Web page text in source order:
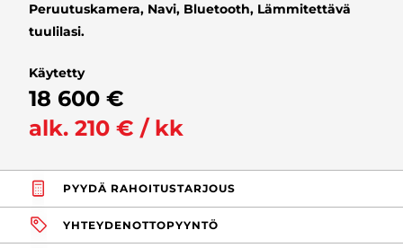
Peruutuskamera, Navi, Bluetooth, Lämmitettävä
tuulilasi.
Käytetty
18 600 €
alk. 210 € / kk
PYYDÄ RAHOITUSTARJOUS
YHTEYDENOTTOPYYNTÖ